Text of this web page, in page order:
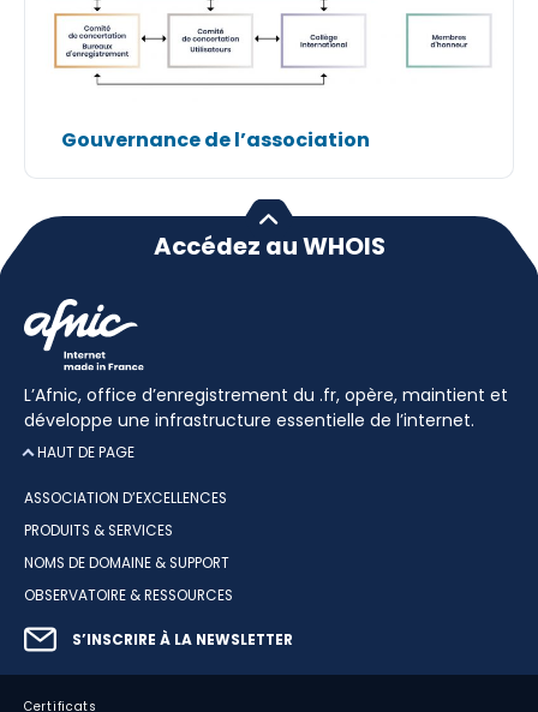
Gouvernance de l’association
Accédez au WHOIS
L’Afnic, office d’enregistrement du .fr, opère, maintient et
développe une infrastructure essentielle de l’internet.
HAUT DE PAGE
ASSOCIATION D’EXCELLENCES
PRODUITS & SERVICES
NOMS DE DOMAINE & SUPPORT
OBSERVATOIRE & RESSOURCES
S’INSCRIRE À LA NEWSLETTER
Certificats